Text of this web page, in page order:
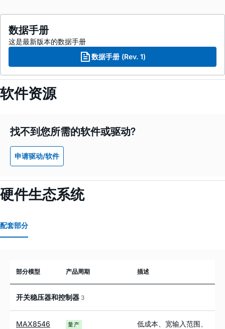
数据手册
这是最新版本的数据手册
数据手册 (Rev. 1)
软件资源
找不到您所需的软件或驱动?
申请驱动/软件
硬件生态系统
配套部分
部分模型 产品周期 描述
开关稳压器和控制器 3
MAX8546 量产
低成本、宽输入范围、